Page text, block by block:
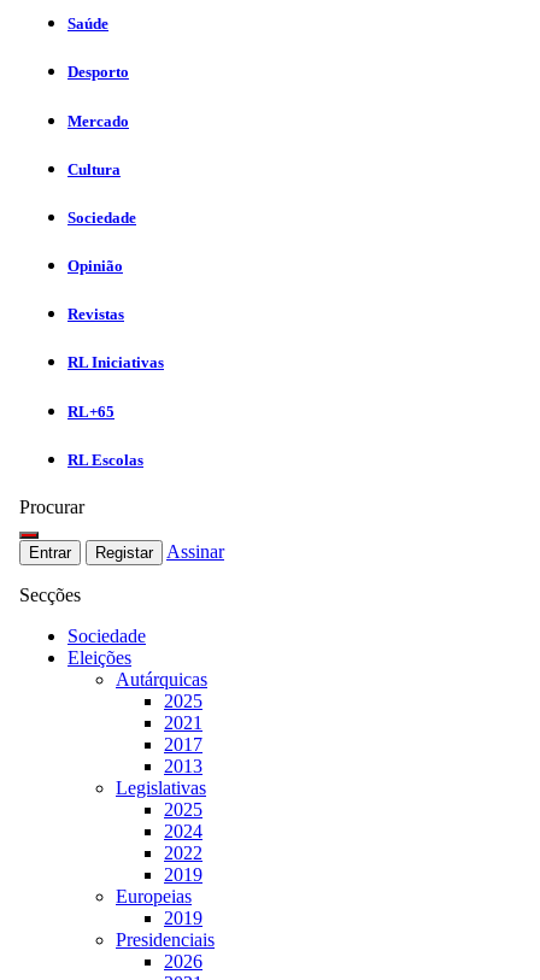
Saúde
Desporto
Mercado
Cultura
Sociedade
Opinião
Revistas
RL Iniciativas
RL+65
RL Escolas
Procurar
Entrar Registar Assinar
Secções
Sociedade
Eleições
Autárquicas
2025
2021
2017
2013
Legislativas
2025
2024
2022
2019
Europeias
2019
Presidenciais
2026